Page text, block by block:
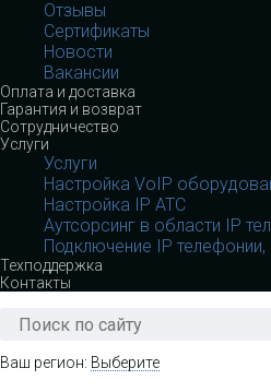
Отзывы
Сертификаты
Новости
Вакансии
Оплата и доставка
Гарантия и возврат
Сотрудничество
Услуги
Услуги
Настройка VoIP
Настройка IP АТС
Аутсорсинг в области IP
Подключение IP
Техподдержка
Контакты
Ваш регион: Выберите